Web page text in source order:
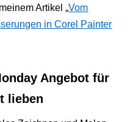
Artikel „Vom
in Corel Painter
Angebot für
lieben